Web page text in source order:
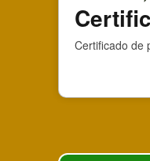
Certificado de